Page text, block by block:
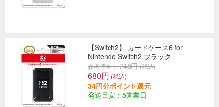
【Switch2】 カードケース6 for
Nintendo Switch2 ブラック
参考価格： 748円(税込)
680円 (税込)
34円分ポイント還元
発送目安：5営業日